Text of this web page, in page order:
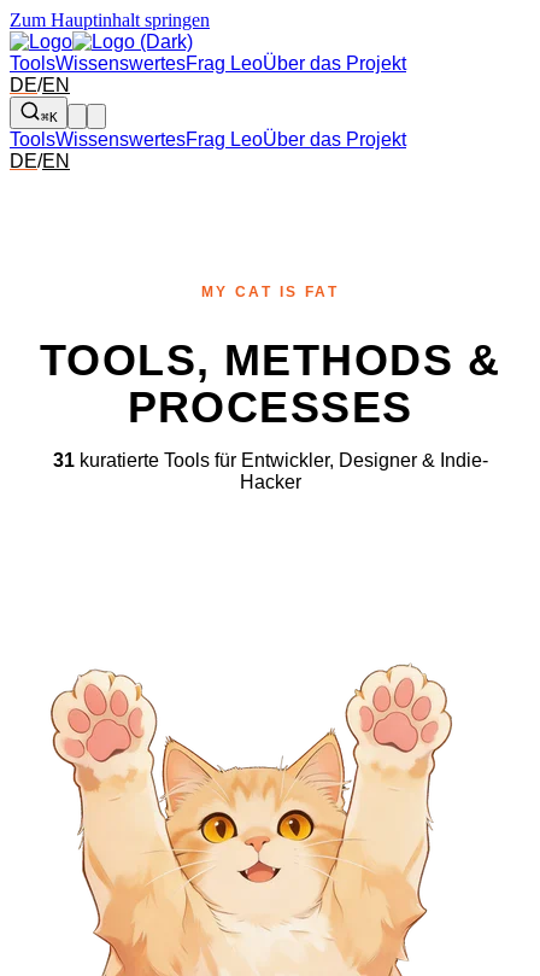
Zum Hauptinhalt springen
ToolsWissenswertesFrag LeoÜber das Projekt
DE/EN
⌘K
ToolsWissenswertesFrag LeoÜber das Projekt
DE/EN
MY CAT IS FAT
TOOLS, METHODS &
PROCESSES
31kuratierte Tools für Entwickler, Designer & Indie-
Hacker